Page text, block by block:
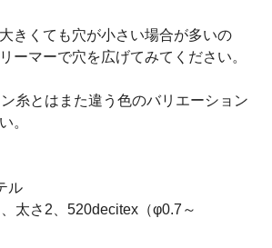
きくても穴が小さい場合が多いの
ーマーで穴を広げてみてください。
糸とはまた違う色のバリエーション
。
ル
太さ2、520decitex（φ0.7～